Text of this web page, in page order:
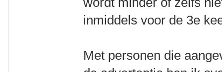
inmiddels voor de 3e
Met personen die